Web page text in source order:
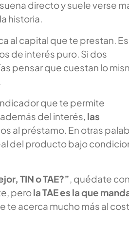
directo y suele verse
historia.
al capital que te prestan. Es
de interés puro. Si dos
pensar que cuestan lo
que te permite
del interés, las
al préstamo. En otras
del producto bajo
TIN o TAE?”, quédate con
perola TAE es la que
te acerca mucho más al